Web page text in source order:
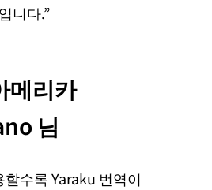
니다.”
메리카
님
할수록 Yaraku 번역이